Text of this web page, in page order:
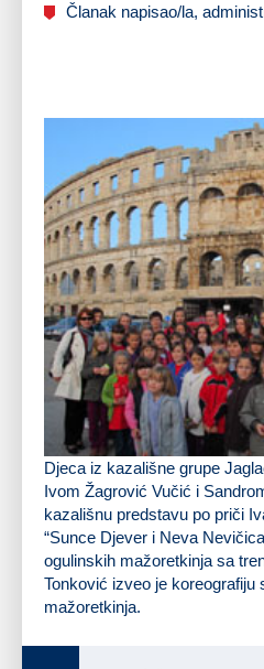
Članak napisao/la,
Djeca iz kazališne grupe
Ivom Žagrović Vučić i
kazališnu predstavu po priči
“Sunce Djever i Neva
ogulinskih mažoretkinja sa
Tonković izveo je koreografiju
mažoretkinja.